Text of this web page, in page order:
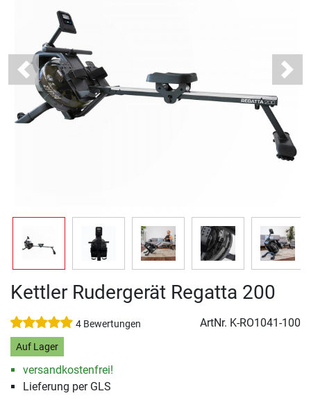
Previous Next
Kettler Rudergerät Regatta 200
4 Bewertungen ArtNr. K-RO1041-100
Auf Lager
versandkostenfrei!
Lieferung per GLS